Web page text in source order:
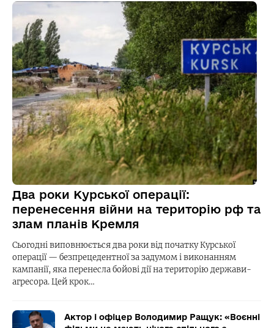
Два роки Курської операції:
перенесення війни на територію рф та
злам планів Кремля
Сьогодні виповнюється два роки від початку Курської
операції — безпрецедентної за задумом і виконанням
кампанії, яка перенесла бойові дії на територію держави-
агресора. Цей крок…
Актор і офіцер Володимир Ращук: «Воєнні